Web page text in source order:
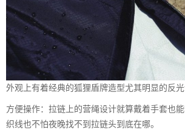
外观上有着经典的狐狸盾牌造型尤其明显的反光
方便操作：拉链上的营绳设计就算戴着手套也
织线也不怕夜晚找不到拉链头到底在哪。